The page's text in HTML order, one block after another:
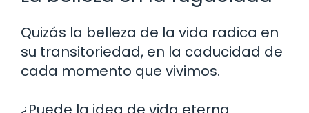
Quizás la belleza de la vida radica en
su transitoriedad, en la caducidad de
cada momento que vivimos.